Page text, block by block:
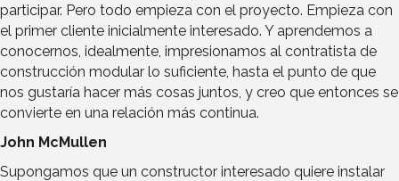
participar. Pero todo empieza con el proyecto. Empieza con
el primer cliente inicialmente interesado. Y aprendemos a
conocernos, idealmente, impresionamos al contratista de
construcción modular lo suficiente, hasta el punto de que
nos gustaría hacer más cosas juntos, y creo que entonces se
convierte en una relación más continua.
John McMullen
Supongamos que un constructor interesado quiere instalar